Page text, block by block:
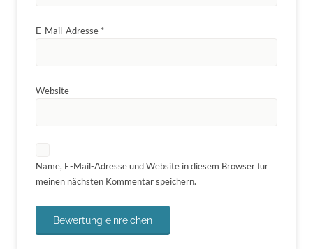
E-Mail-Adresse *
Website
Name, E-Mail-Adresse und Website in diesem Browser für
meinen nächsten Kommentar speichern.